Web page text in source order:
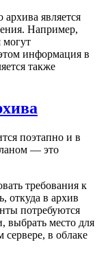
является
Например,
могут
информация в
также
поэтапно и в
— это
требования к
откуда в архив
потребуются
выбрать место для
в облаке